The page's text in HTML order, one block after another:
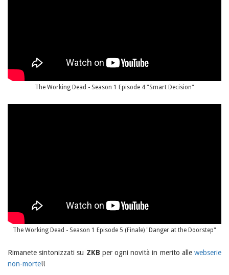
The Working Dead - Season 1 Episode 4 "Smart Decision"
The Working Dead - Season 1 Episode 5 (Finale) "Danger at the Doorstep"
Rimanete sintonizzati su ZKB per ogni novità in merito allewebserie
non-morte!!